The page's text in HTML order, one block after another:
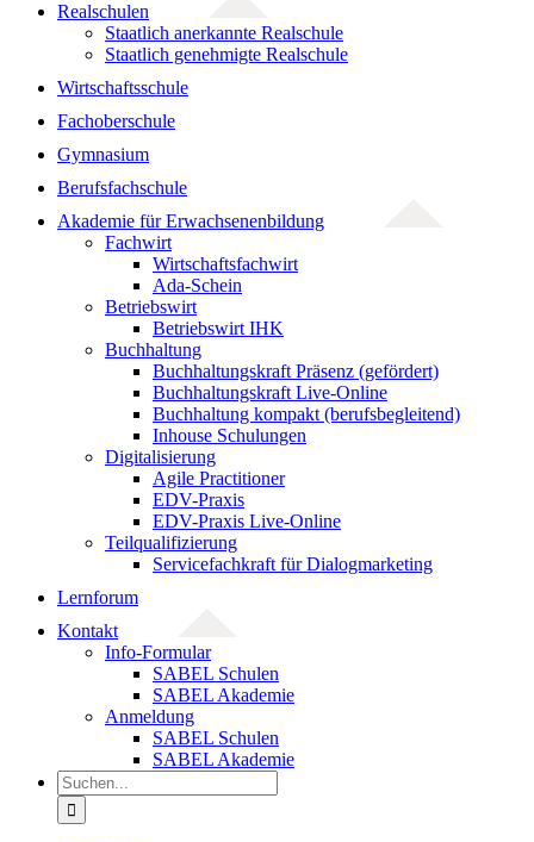
Realschulen
Staatlich anerkannte Realschule
Staatlich genehmigte Realschule
Wirtschaftsschule
Fachoberschule
Gymnasium
Berufsfachschule
Akademie für Erwachsenenbildung
Fachwirt
Wirtschaftsfachwirt
Ada-Schein
Betriebswirt
Betriebswirt IHK
Buchhaltung
Buchhaltungskraft Präsenz (gefördert)
Buchhaltungskraft Live-Online
Buchhaltung kompakt (berufsbegleitend)
Inhouse Schulungen
Digitalisierung
Agile Practitioner
EDV-Praxis
EDV-Praxis Live-Online
Teilqualifizierung
Servicefachkraft für Dialogmarketing
Lernforum
Kontakt
Info-Formular
SABEL Schulen
SABEL Akademie
Anmeldung
SABEL Schulen
SABEL Akademie
Suche
nach: